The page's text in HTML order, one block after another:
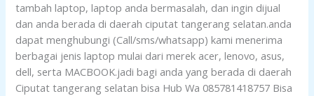
tambah laptop, laptop anda bermasalah, dan ingin dijual
dan anda berada di daerah ciputat tangerang selatan.anda
dapat menghubungi (Call/sms/whatsapp) kami menerima
berbagai jenis laptop mulai dari merek acer, lenovo, asus,
dell, serta MACBOOK.jadi bagi anda yang berada di daerah
Ciputat tangerang selatan bisa Hub Wa 085781418757 Bisa